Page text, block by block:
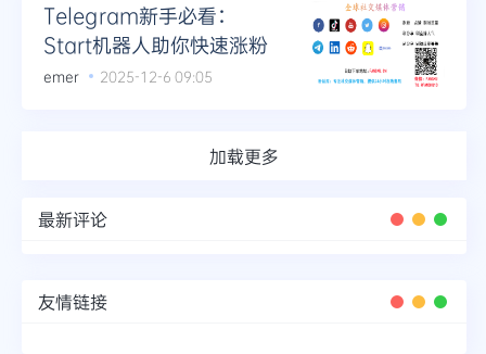
Telegram新手必看：
Start机器人助你快速涨粉
emer 2025-12-6 09:05
加载更多
最新评论
友情链接